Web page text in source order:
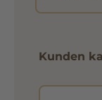
Kunden